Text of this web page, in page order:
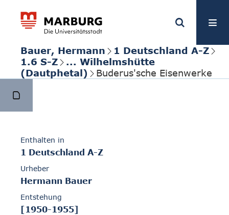
Bauer, Hermann
1 Deutschland A-Z
1.6 S-Z
... Wilhelmshütte
(Dautphetal)
Buderus'sche Eisenwerke
Enthalten in
1 Deutschland A-Z
Urheber
Hermann Bauer
Entstehung
[1950-1955]